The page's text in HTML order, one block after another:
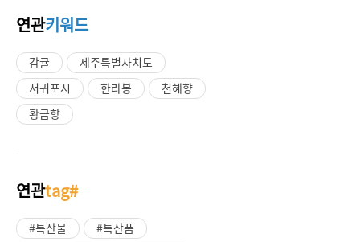
연관키워드
감귤
제주특별자치도
서귀포시
한라봉
천혜향
황금향
연관tag#
#특산물
#특산품